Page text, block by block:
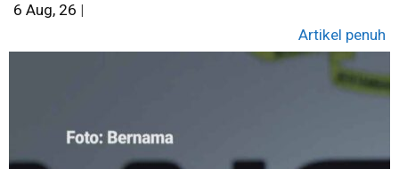
6 Aug, 26 |
Artikel penuh